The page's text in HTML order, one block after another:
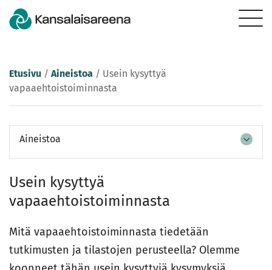
Etusivu / Aineistoa / Usein kysyttyä
vapaaehtoistoiminnasta
Aineistoa
Usein kysyttyä
vapaaehtoistoiminnasta
Mitä vapaaehtoistoiminnasta tiedetään
tutkimusten ja tilastojen perusteella? Olemme